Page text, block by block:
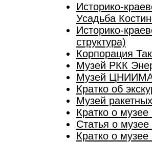
Историко-
Усадьба
Историко-
структура)
Корпорация
Музей РКК
Музей
Кратко об
Музей
Кратко о
Статья о
Кратко о